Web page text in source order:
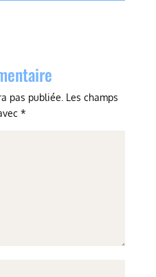
pas publiée. Les champs
*